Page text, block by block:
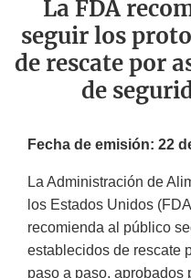
La FDA
seguir los
de rescate por
de
Fecha de emisión: 22
La Administración de
los Estados Unidos
recomienda al público
establecidos de rescate
paso a paso, aprobados